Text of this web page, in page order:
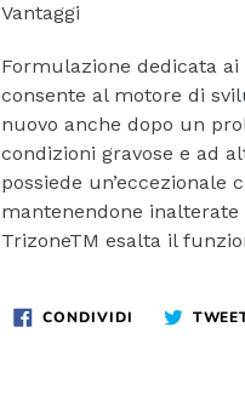
Vantaggi
Formulazione dedicata
consente al motore di
nuovo anche dopo un
condizioni gravose e ad
possiede
mantenendone
TrizoneTM esalta il
CONDIVIDI CONDIVIDI